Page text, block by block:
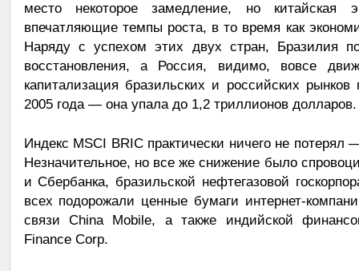
место некоторое замедление, но китайская
впечатляющие темпы роста, в то время как
Наряду с успехом этих двух стран, Бразилия
восстановления, а Россия, видимо, вовсе
капитализация бразильских и российских
2005 года — она упала до 1,2 триллионов долларов.
Индекс MSCI BRIC практически ничего не потерял
Незначительное, но все же снижение было
и Сбербанка, бразильской нефтегазовой
всех подорожали ценные бумаги интернет-
связи China Mobile, а также индийской
Finance Corp.